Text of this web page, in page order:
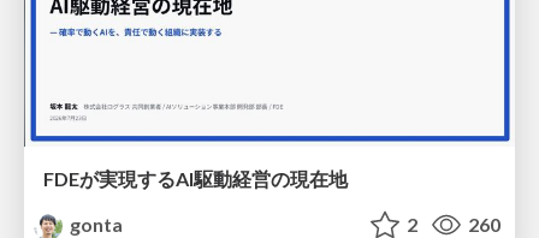
FDEが実現するAI駆動経営の現在地
gonta
2 260